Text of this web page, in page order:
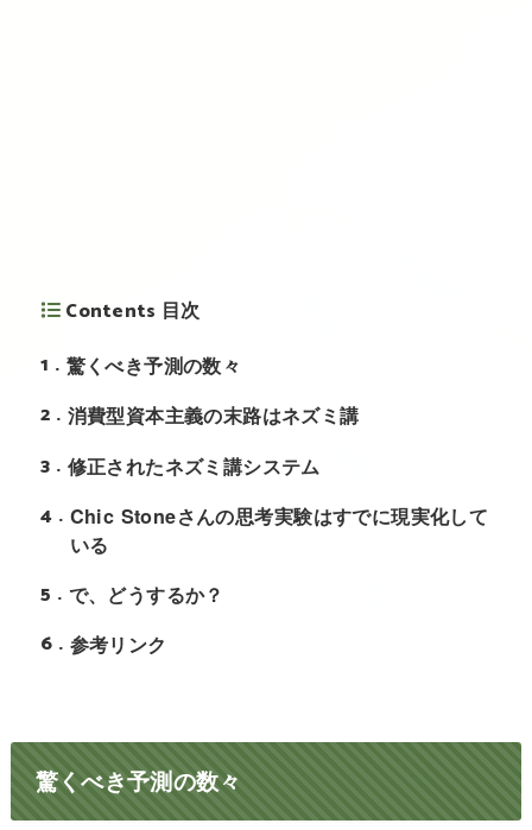
Contents 目次
1
驚くべき予測の数々
2 消費型資本主義の末路はネズミ講
3 修正されたネズミ講システム
4
Chic Stoneさんの思考実験はすでに現実化して
いる
5 で、どうするか？
6 参考リンク
驚くべき予測の数々